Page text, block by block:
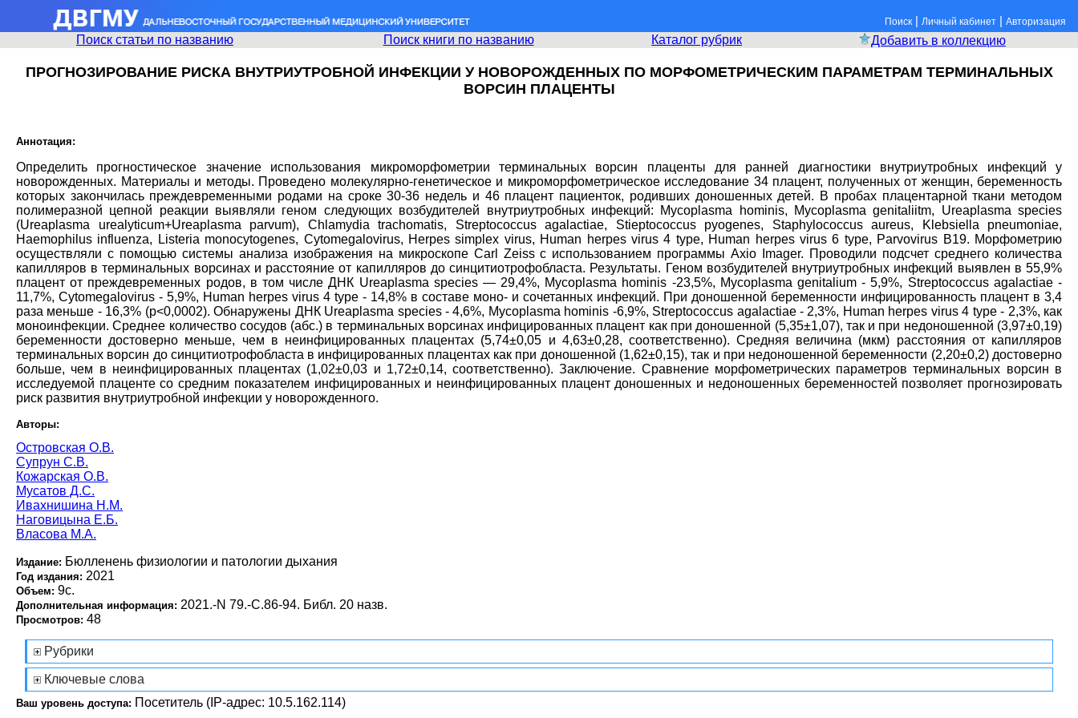
Поиск | Личный кабинет | Авторизация
Поиск статьи по названию Поиск книги по названию Каталог рубрик Добавить в коллекцию
ПРОГНОЗИРОВАНИЕ РИСКА ВНУТРИУТРОБНОЙ ИНФЕКЦИИ У НОВОРОЖДЕННЫХ ПО МОРФОМЕТРИЧЕСКИМ ПАРАМЕТРАМ ТЕРМИНАЛЬНЫХ
ВОРСИН ПЛАЦЕНТЫ
Аннотация:
Определить прогностическое значение использования микроморфометрии терминальных ворсин плаценты для ранней диагностики внутриутробных инфекций у
новорожденных. Материалы и методы. Проведено молекулярно-генетическое и микроморфометрическое исследование 34 плацент, полученных от женщин, беременность
которых закончилась преждевременными родами на сроке 30-36 недель и 46 плацент пациенток, родивших доношенных детей. В пробах плацентарной ткани методом
полимеразной цепной реакции выявляли геном следующих возбудителей внутриутробных инфекций: Mycoplasma hominis, Mycoplasma genitaliitm, Ureaplasma species
(Ureaplasma urealyticum+Ureaplasma parvum), Chlamydia trachomatis, Streptococcus agalactiae, Stieptococcus pyogenes, Staphylococcus aureus, Klebsiella pneumoniae,
Haemophilus influenza, Listeria monocytogenes, Cytomegalovirus, Herpes simplex virus, Human herpes virus 4 type, Human herpes virus 6 type, Parvovirus B19. Mopфометрию
осуществляли с помощью системы анализа изображения на микроскопе Carl Zeiss с использованием программы Axio Imager. Проводили подсчет среднего количества
капилляров в терминальных ворсинах и расстояние от капилляров до синцитиотрофобласта. Результаты. Геном возбудителей внутриутробных инфекций выявлен в 55,9%
плацент от преждевременных родов, в том числе ДНК Ureaplasma species — 29,4%, Mycoplasma hominis -23,5%, Mycoplasma genitalium - 5,9%, Streptococcus agalactiae -
11,7%, Cytomegalovirus - 5,9%, Human herpes virus 4 type - 14,8% в составе моно- и сочетанных инфекций. При доношенной беременности инфицированность плацент в 3,4
раза меньше - 16,3% (р<0,0002). Обнаружены ДНК Ureaplasma species - 4,6%, Mycoplasma hominis -6,9%, Streptococcus agalactiae - 2,3%, Human herpes virus 4 type - 2,3%, как
моноинфекции. Среднее количество сосудов (абс.) в терминальных ворсинах инфицированных плацент как при доношенной (5,35±1,07), так и при недоношенной (3,97±0,19)
беременности достоверно меньше, чем в неинфицированных плацентах (5,74±0,05 и 4,63±0,28, соответственно). Средняя величина (мкм) расстояния от капилляров
терминальных ворсин до синцитиотрофобласта в инфицированных плацентах как при доношенной (1,62±0,15), так и при недоношенной беременности (2,20±0,2) достоверно
больше, чем в неинфицированных плацентах (1,02±0,03 и 1,72±0,14, соответственно). Заключение. Сравнение морфометрических параметров терминальных ворсин в
исследуемой плаценте со средним показателем инфицированных и неинфицированных плацент доношенных и недоношенных беременностей позволяет прогнозировать
риск развития внутриутробной инфекции у новорожденного.
Авторы:
Островская О.В.
Супрун С.В.
Кожарская О.В.
Мусатов Д.С.
Ивахнишина Н.М.
Наговицына Е.Б.
Власова М.А.
Издание: Бюлленень физиологии и патологии дыхания
Год издания: 2021
Объем: 9с.
Дополнительная информация: 2021.-N 79.-С.86-94. Библ. 20 назв.
Просмотров: 48
Рубрики
Ключевые слова
Ваш уровень доступа: Посетитель (IP-адрес: 10.5.162.114)